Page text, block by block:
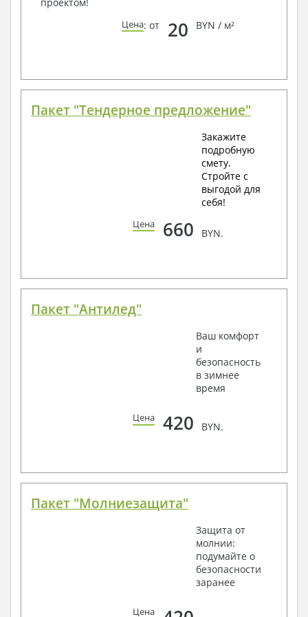
Цена: от 20 BYN / м²
Пакет "Тендерное предложение"
Закажите
подробную
смету.
Стройте с
выгодой для
себя!
Цена 660 BYN.
Пакет "Антилед"
Ваш комфорт
и
безопасность
в зимнее
время
Цена 420 BYN.
Пакет "Молниезащита"
Защита от
молнии:
подумайте о
безопасности
заранее
Цена